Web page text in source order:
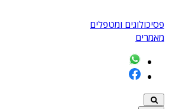
פסיכולוגים ומטפלים
מאמרים